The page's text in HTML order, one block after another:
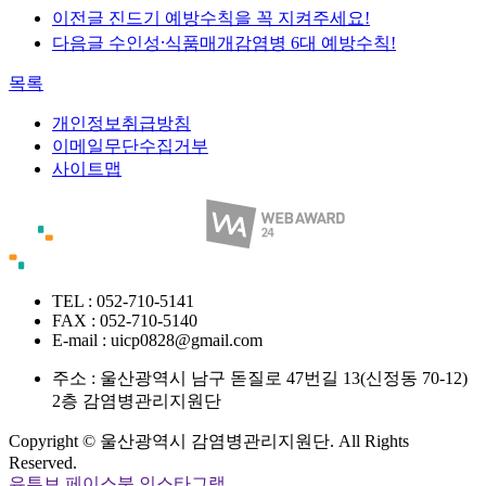
이전글 진드기 예방수칙을 꼭 지켜주세요!
다음글 수인성⸱식품매개감염병 6대 예방수칙!
목록
개인정보취급방침
이메일무단수집거부
사이트맵
TEL : 052-710-5141
FAX : 052-710-5140
E-mail : uicp0828@gmail.com
주소 : 울산광역시 남구 돋질로 47번길 13(신정동 70-12)
2층 감염병관리지원단
Copyright © 울산광역시 감염병관리지원단. All Rights
Reserved.